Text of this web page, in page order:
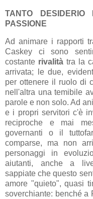
TANTO
PASSIONE
Ad animare i rapporti
Caskey ci sono
costante rivalitàtra la
arrivata; le due,
per ottenere il ruolo di
nell'altra una temibile
parole e non solo. Ad
e i propri servitori c'è
reciproche e mai
governanti o il
comparse, ma non
personaggi in
aiutanti, anche a
sappiate che questo
amore "quieto", quasi
soverchiante: benché a